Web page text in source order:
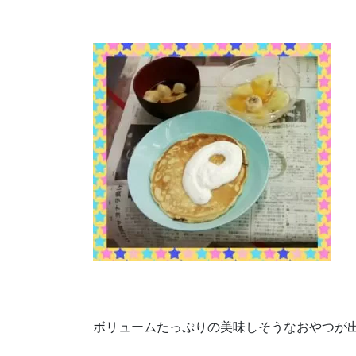
ボリュームたっぷりの美味しそうなおやつが